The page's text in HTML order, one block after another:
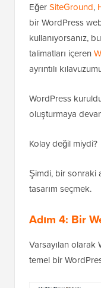
EğerSiteGround,
bir WordPress
kullanıyorsanız,
talimatları içeren
ayrıntılı
WordPress
oluşturmaya
Kolay değil miydi?
Şimdi, bir sonraki
tasarım seçmek.
Adım 4: Bir
Varsayılan
temel bir